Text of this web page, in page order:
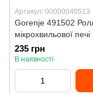
Артикул: 00000040513
Gorenje 491502
мікрохвильової печі
235 грн
В наявності